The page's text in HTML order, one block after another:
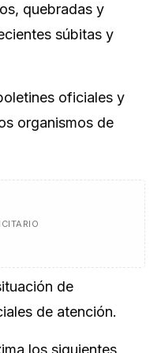
quebradas y
súbitas y
oficiales y
organismos de
de
de atención.
los siguientes